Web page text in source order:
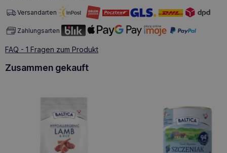
Versandarten
Zahlungsarten
FAQ - 1 Fragen zum Produkt
Zusammen gekauft